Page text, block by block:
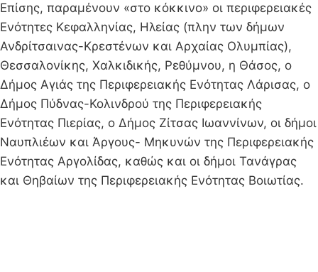
Επίσης, παραμένουν «στο κόκκινο» οι περιφερειακές
Ενότητες Κεφαλληνίας, Ηλείας (πλην των δήμων
Ανδρίτσαινας-Κρεστένων και Αρχαίας Ολυμπίας),
Θεσσαλονίκης, Χαλκιδικής, Ρεθύμνου, η Θάσος, ο
Δήμος Αγιάς της Περιφερειακής Ενότητας Λάρισας, ο
Δήμος Πύδνας-Κολινδρού της Περιφερειακής
Ενότητας Πιερίας, ο Δήμος Ζίτσας Ιωαννίνων, οι δήμοι
Ναυπλιέων και Άργους- Μηκυνών της Περιφερειακής
Ενότητας Αργολίδας, καθώς και οι δήμοι Τανάγρας
και Θηβαίων της Περιφερειακής Ενότητας Βοιωτίας.